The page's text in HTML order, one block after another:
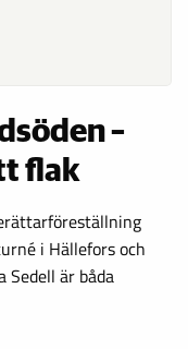
–
flak
i Hällefors och
Sedell är båda